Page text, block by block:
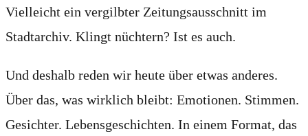
Vielleicht ein vergilbter Zeitungsausschnitt im
Stadtarchiv. Klingt nüchtern? Ist es auch.
Und deshalb reden wir heute über etwas anderes.
Über das, was wirklich bleibt: Emotionen. Stimmen.
Gesichter. Lebensgeschichten. In einem Format, das